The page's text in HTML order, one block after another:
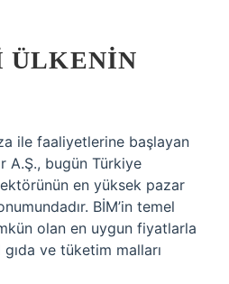
ÜLKENIN
ile faaliyetlerine başlayan
A.Ş., bugün Türkiye
en yüksek pazar
BİM’in temel
olan en uygun fiyatlarla
ve tüketim malları